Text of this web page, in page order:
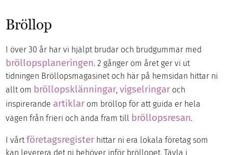
Bröllop
I över 30 år har vi hjälpt brudar och brudgummar med
bröllopsplaneringen. 2 gånger om året ger vi ut
tidningen Bröllopsmagasinet och här på hemsidan hittar ni
allt om bröllopsklänningar ,vigselringar och
inspirerande artiklar om bröllop för att guida er hela
vägen från frieri och ända fram till bröllopsresan.
I vårtföretagsregister hittar ni era lokala företag som
kan leverera det ni behöver inför bröllopet. Tävla i